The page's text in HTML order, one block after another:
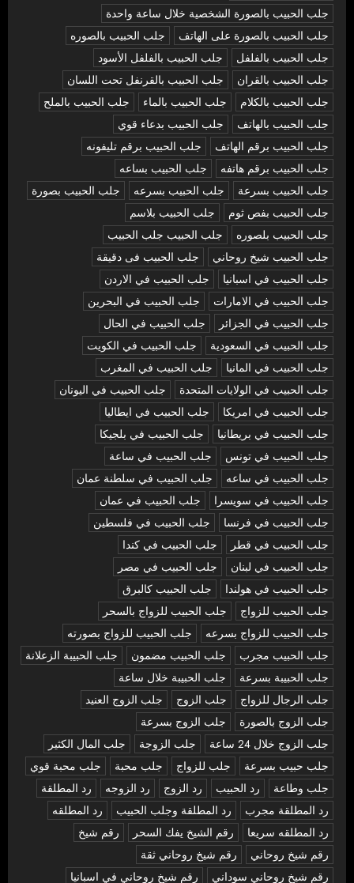
جلب الحبيب بالصورة الشخصية خلال ساعة واحدة
جلب الحبيب بالصورة على الهاتف
جلب الحبيب بالصوره
جلب الحبيب بالفلفل
جلب الحبيب بالفلفل الأسود
جلب الحبيب بالقران
جلب الحبيب بالقرنفل تحت اللسان
جلب الحبيب بالكلام
جلب الحبيب بالماء
جلب الحبيب بالملح
جلب الحبيب بالهاتف
جلب الحبيب بدعاء قوي
جلب الحبيب برقم الهاتف
جلب الحبيب برقم تليفونه
جلب الحبيب برقم هاتفه
جلب الحبيب بساعه
جلب الحبيب بسرعة
جلب الحبيب بسرعه
جلب الحبيب بصورة
جلب الحبيب بفص ثوم
جلب الحبيب بلاسم
جلب الحبيب بلصوره
جلب الحبيب جلب الحبيب
جلب الحبيب شيخ روحاني
جلب الحبيب فى دقيقة
جلب الحبيب في اسبانيا
جلب الحبيب في الاردن
جلب الحبيب في الامارات
جلب الحبيب في البحرين
جلب الحبيب في الجزائر
جلب الحبيب في الحال
جلب الحبيب في السعودية
جلب الحبيب في الكويت
جلب الحبيب في المانيا
جلب الحبيب في المغرب
جلب الحبيب في الولايات المتحدة
جلب الحبيب في اليونان
جلب الحبيب في امريكا
جلب الحبيب في ايطاليا
جلب الحبيب في بريطانيا
جلب الحبيب في بلجيكا
جلب الحبيب في تونس
جلب الحبيب في ساعة
جلب الحبيب في ساعه
جلب الحبيب في سلطنة عمان
جلب الحبيب في سويسرا
جلب الحبيب في عمان
جلب الحبيب في فرنسا
جلب الحبيب في فلسطين
جلب الحبيب في قطر
جلب الحبيب في كندا
جلب الحبيب في لبنان
جلب الحبيب في مصر
جلب الحبيب في هولندا
جلب الحبيب كالبرق
جلب الحبيب للزواج
جلب الحبيب للزواج بالسحر
جلب الحبيب للزواج بسرعه
جلب الحبيب للزواج بصورته
جلب الحبيب مجرب
جلب الحبيب مضمون
جلب الحبيبة الزعلانة
جلب الحبيبة بسرعة
جلب الحبيبة خلال ساعة
جلب الرجال للزواج
جلب الزوج
جلب الزوج العنيد
جلب الزوج بالصورة
جلب الزوج بسرعة
جلب الزوج خلال 24 ساعة
جلب الزوجة
جلب المال الكثير
جلب حبيب بسرعة
جلب للزواج جلب محبة
جلب محبة قوي
جلب وطاعة
رد الحبيب رد الزوج رد الزوجه
رد المطلقة
رد المطلقة مجرب
رد المطلقة وجلب الحبيب
رد المطلقه
رد المطلقه سريعا
رقم الشيخ يفك السحر
رقم شيخ
رقم شيخ روحاني
رقم شيخ روحاني ثقة
رقم شيخ روحاني سوداني
رقم شيخ روحاني في اسبانيا